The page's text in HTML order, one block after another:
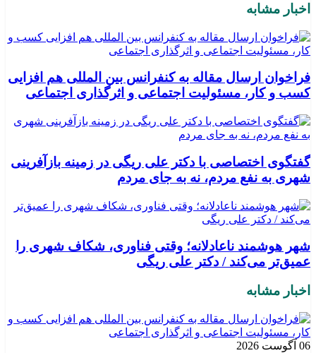
اخبار مشابه
فراخوان ارسال مقاله به کنفرانس بین المللی هم افزایی
کسب و کار، مسئولیت اجتماعی و اثرگذاری اجتماعی
گفتگوی اختصاصی با دکتر علی ریگی در زمینه بازآفرینی
شهری به نفع مردم، نه به جای مردم
شهر هوشمند ناعادلانه؛ وقتی فناوری، شکاف شهری را
عمیق‌تر می‌کند / دکتر علی ریگی
اخبار مشابه
06 آگوست 2026